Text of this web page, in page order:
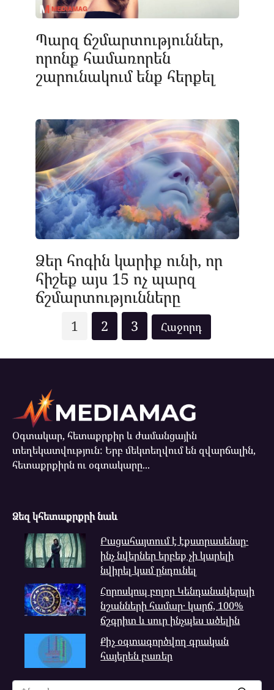
Պարզ ճշմարտություններ,
որոնք համառորեն
շարունակում ենք հերքել
Ձեր հոգին կարիք ունի, որ
հիշեք այս 15 ոչ պարզ
ճշմարտությունները
1 2 3
Օգտակար, հետաքրքիր և ժամանցային
տեղեկատվություն: Երբ մեկտեղվում են զվարճալին,
հետաքրքիրն ու օգտակարը...
Ձեզ կհետաքրքրի նաև
Բացահայտում է էքստրասենսը․
ինչ նվերներ երբեք չի կարելի
նվիրել կամ ընդունել
Հորոսկոպ բոլոր Կենդանակերպի
նշանների համար․ կարճ, 100%
ճշգրիտ և սուր ինչպես ածելին
Քիչ օգտագործվող գրական
հայերեն բառեր
Search